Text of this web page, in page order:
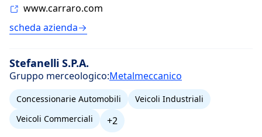
www.carraro.com
scheda azienda
Stefanelli S.P.A.
Gruppo merceologico:Metalmeccanico
Concessionarie Automobili
Veicoli Industriali
Veicoli Commerciali
+2